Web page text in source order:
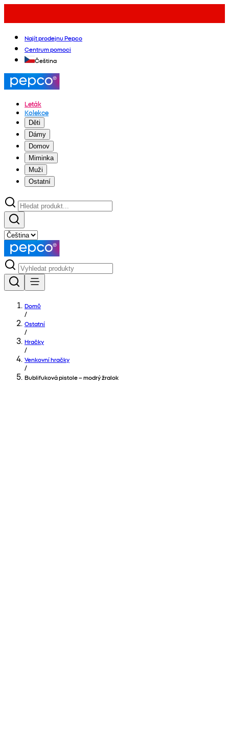
Najít prodejnu Pepco
Centrum pomoci
Čeština
Leták
Kolekce
Děti
Dámy
Domov
Miminka
Muži
Ostatní
Domů
/
Ostatní
/
Hračky
/
Venkovní hračky
/
Bublifuková pistole – modrý žralok